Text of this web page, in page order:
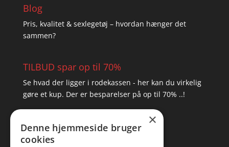
Blog
Pris, kvalitet & sexlegetøj – hvordan hænger det
sammen?
TILBUD spar op til 70%
Se hvad der ligger i rodekassen - her kan du virkelig
gøre et kup. Der er besparelser på op til 70% ..!
×
Denne hjemmeside bruger
cookies